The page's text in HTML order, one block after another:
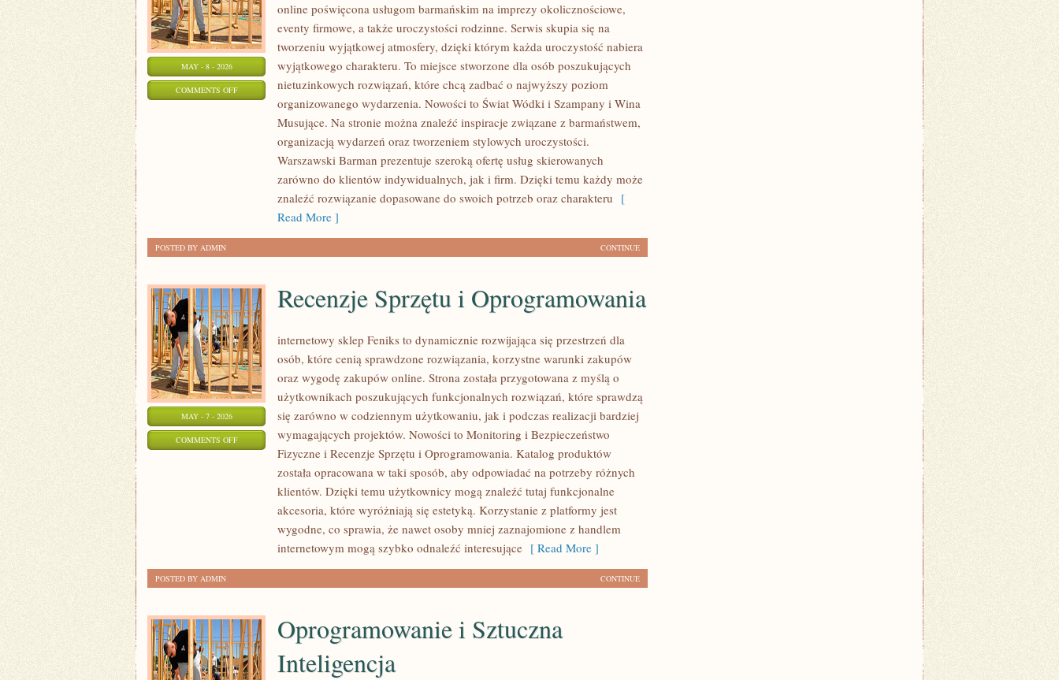
MAY - 8 - 2026
COMMENTS OFFON
BROWARNICTWO
online poświęcona usługom barmańskim na imprezy okolicznościowe,
eventy firmowe, a także uroczystości rodzinne. Serwis skupia się na
tworzeniu wyjątkowej atmosfery, dzięki którym każda uroczystość nabiera
wyjątkowego charakteru. To miejsce stworzone dla osób poszukujących
nietuzinkowych rozwiązań, które chcą zadbać o najwyższy poziom
organizowanego wydarzenia. Nowości to Świat Wódki i Szampany i Wina
Musujące. Na stronie można znaleźć inspiracje związane z barmaństwem,
organizacją wydarzeń oraz tworzeniem stylowych uroczystości.
Warszawski Barman prezentuje szeroką ofertę usług skierowanych
zarówno do klientów indywidualnych, jak i firm. Dzięki temu każdy może
znaleźć rozwiązanie dopasowane do swoich potrzeb oraz charakteru [
Read More ]
CONTINUE
POSTED BY ADMIN
MAY - 7 - 2026
COMMENTS OFFON
OPROGRAMOWANIA
Recenzje Sprzętu i Oprogramowania
internetowy sklep Feniks to dynamicznie rozwijająca się przestrzeń dla
osób, które cenią sprawdzone rozwiązania, korzystne warunki zakupów
oraz wygodę zakupów online. Strona została przygotowana z myślą o
użytkownikach poszukujących funkcjonalnych rozwiązań, które sprawdzą
się zarówno w codziennym użytkowaniu, jak i podczas realizacji bardziej
wymagających projektów. Nowości to Monitoring i Bezpieczeństwo
Fizyczne i Recenzje Sprzętu i Oprogramowania. Katalog produktów
została opracowana w taki sposób, aby odpowiadać na potrzeby różnych
klientów. Dzięki temu użytkownicy mogą znaleźć tutaj funkcjonalne
akcesoria, które wyróżniają się estetyką. Korzystanie z platformy jest
wygodne, co sprawia, że nawet osoby mniej zaznajomione z handlem
internetowym mogą szybko odnaleźć interesujące [ Read More ]
CONTINUE
POSTED BY ADMIN
Oprogramowanie i Sztuczna
Inteligencja